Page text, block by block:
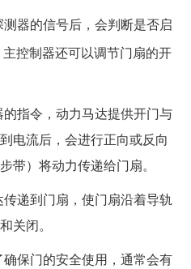
器的信号后，会判断是否启
控制器还可以调节门扇的开
指令，动力马达提供开门与
电流后，会进行正向或反向
带）将动力传递给门扇。
递到门扇，使门扇沿着导轨
关闭。
保门的安全使用，通常会有